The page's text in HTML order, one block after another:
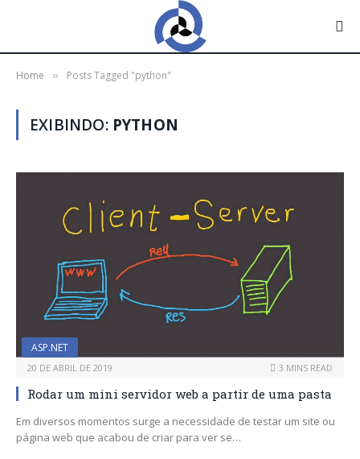
Home » Posts Tagged "python"
EXIBINDO: PYTHON
ASP.NET
20 DE ABRIL DE 2019 3 MINS READ
Rodar um mini servidor web a partir de uma pasta
Em diversos momentos surge a necessidade de testar um site ou
página web que acabou de criar para ver se…